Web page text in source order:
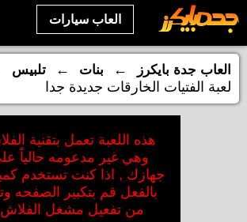
العاب سيارات
العاب جدة بايكرز ← بنات ← تلبيس
لعبة الفتيات الخارقات جديدة جدا
هذه اللعبة تعمل بتقنية
وهي غير مدعومه حالياً
جهازك , اذا كنت تستخدم
بالفعل قم بتكبير الصفحه
من تفعيل مشغل